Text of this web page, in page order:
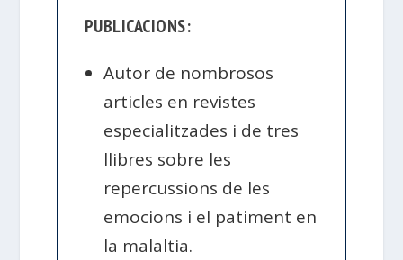
PUBLICACIONS:
Autor de nombrosos
articles en revistes
especialitzades i de tres
llibres sobre les
repercussions de les
emocions i el patiment en
la malaltia.